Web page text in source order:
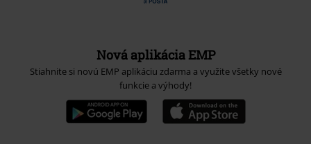
Nová aplikácia EMP
Stiahnite si novú EMP aplikáciu zdarma a využite všetky nové
funkcie a výhody!